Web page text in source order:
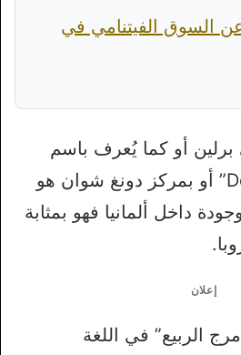
السوق الفيتنامي في
برلين أو كما يُعرف باسم
“Dong Xuan Center” أو بمركز دونغ شوان هو
داخل ألمانيا فهو بمثابة
إعلان
الربيع” في اللغة